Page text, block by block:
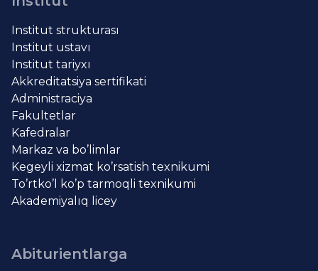
Institut strukturası
Institut ustavı
Institut tariyxı
Akkreditatsiya sertifikati
Administraciya
Fakultetlar
Kafedralar
Markaz va bo’limlar
Kegeyli xizmat ko’rsatish texnikumi
To’rtko’l ko’p tarmoqli texnikumi
Akademiyalıq licey
Abiturientlarga